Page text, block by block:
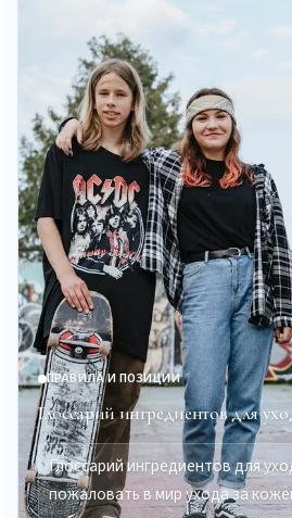
ПРАВИЛА И ПОЗИЦИИ
Глоссарий ингредиентов для
Глоссарий ингредиентов для
пожаловать в мир ухода за